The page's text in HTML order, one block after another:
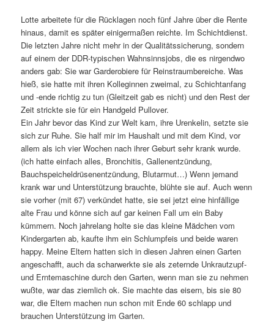
Lotte arbeitete für die Rücklagen noch fünf Jahre über die Rente
hinaus, damit es später einigermaßen reichte. Im Schichtdienst.
Die letzten Jahre nicht mehr in der Qualitätssicherung, sondern
auf einem der DDR-typischen Wahnsinnsjobs, die es nirgendwo
anders gab: Sie war Garderobiere für Reinstraumbereiche. Was
hieß, sie hatte mit ihren Kolleginnen zweimal, zu Schichtanfang
und -ende richtig zu tun (Gleitzeit gab es nicht) und den Rest der
Zeit strickte sie für ein Handgeld Pullover.
Ein Jahr bevor das Kind zur Welt kam, ihre Urenkelin, setzte sie
sich zur Ruhe. Sie half mir im Haushalt und mit dem Kind, vor
allem als ich vier Wochen nach ihrer Geburt sehr krank wurde.
(ich hatte einfach alles, Bronchitis, Gallenentzündung,
Bauchspeicheldrüsenentzündung, Blutarmut…) Wenn jemand
krank war und Unterstützung brauchte, blühte sie auf. Auch wenn
sie vorher (mit 67) verkündet hatte, sie sei jetzt eine hinfällige
alte Frau und könne sich auf gar keinen Fall um ein Baby
kümmern. Noch jahrelang holte sie das kleine Mädchen vom
Kindergarten ab, kaufte ihm ein Schlumpfeis und beide waren
happy. Meine Eltern hatten sich in diesen Jahren einen Garten
angeschafft, auch da scharwerkte sie als zeternde Unkrautzupf-
und Erntemaschine durch den Garten, wenn man sie zu nehmen
wußte, war das ziemlich ok. Sie machte das eisern, bis sie 80
war, die Eltern machen nun schon mit Ende 60 schlapp und
brauchen Unterstützung im Garten.